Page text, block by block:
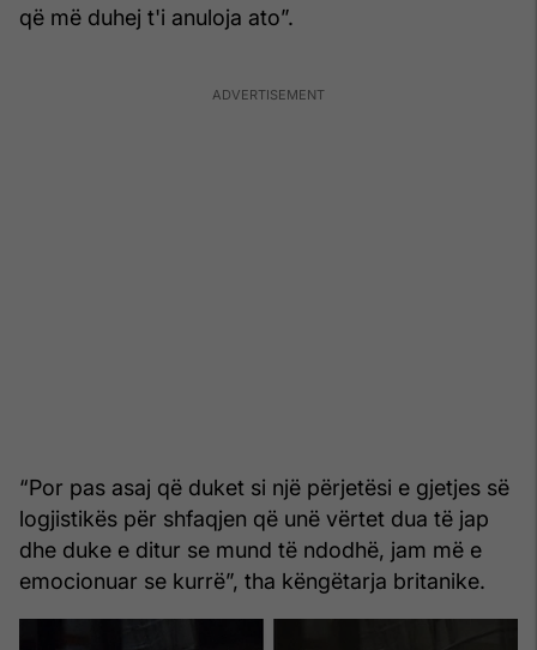
që më duhej t'i anuloja ato”.
“Por pas asaj që duket si një përjetësi e gjetjes së
logjistikës për shfaqjen që unë vërtet dua të jap
dhe duke e ditur se mund të ndodhë, jam më e
emocionuar se kurrë”, tha këngëtarja britanike.